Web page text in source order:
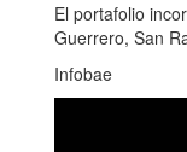
El portafolio
Guerrero, San
Infobae